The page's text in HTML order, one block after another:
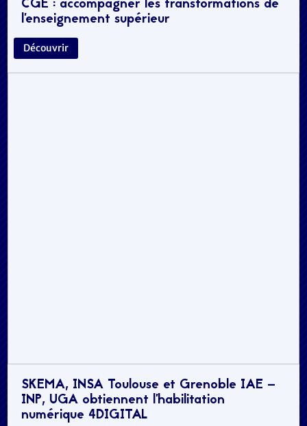
CGE : accompagner les transformations de
l’enseignement supérieur
Découvrir
SKEMA, INSA Toulouse et Grenoble IAE –
INP, UGA obtiennent l’habilitation
numérique 4DIGITAL